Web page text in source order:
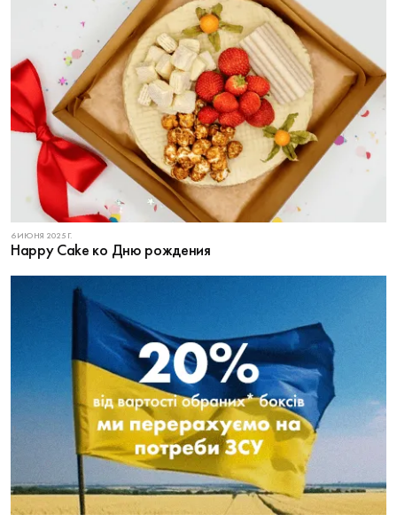
6 ИЮНЯ 2025 Г.
Happy Cake ко Дню рождения